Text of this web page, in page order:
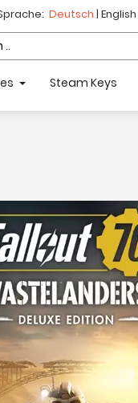
Deutsch | English
Steam Keys